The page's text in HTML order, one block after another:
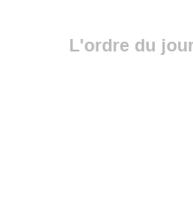
L'ordre du